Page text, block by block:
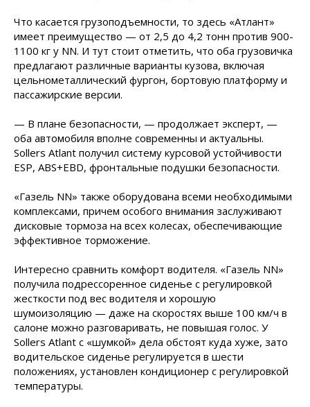
Что касается грузоподъемности, то здесь «Атлант»
имеет преимущество — от 2,5 до 4,2 тонн против 900-
1100 кг у NN. И тут стоит отметить, что оба грузовичка
предлагают различные варианты кузова, включая
цельнометаллический фургон, бортовую платформу и
пассажирские версии.
— В плане безопасности, — продолжает эксперт, —
оба автомобиля вполне современны и актуальны.
Sollers Atlant получил систему курсовой устойчивости
ESP, ABS+EBD, фронтальные подушки безопасности.
«Газель NN» также оборудована всеми необходимыми
комплексами, причем особого внимания заслуживают
дисковые тормоза на всех колесах, обеспечивающие
эффективное торможение.
Интересно сравнить комфорт водителя. «Газель NN»
получила подрессоренное сиденье с регулировкой
жесткости под вес водителя и хорошую
шумоизоляцию — даже на скоростях выше 100 км/ч в
салоне можно разговаривать, не повышая голос. У
Sollers Atlant с «шумкой» дела обстоят куда хуже, зато
водительское сиденье регулируется в шести
положениях, установлен кондиционер с регулировкой
температуры.